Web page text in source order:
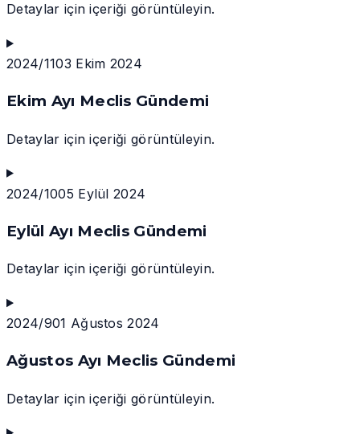
Detaylar için içeriği görüntüleyin.
2024/1103 Ekim 2024
Ekim Ayı Meclis Gündemi
Detaylar için içeriği görüntüleyin.
2024/1005 Eylül 2024
Eylül Ayı Meclis Gündemi
Detaylar için içeriği görüntüleyin.
2024/901 Ağustos 2024
Ağustos Ayı Meclis Gündemi
Detaylar için içeriği görüntüleyin.